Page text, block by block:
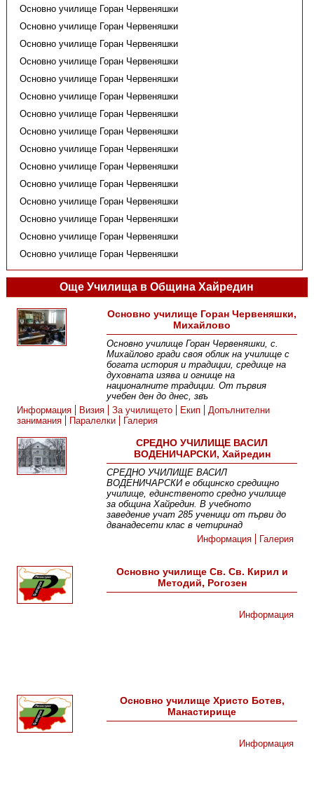
Основно училище Горан Червеняшки
Основно училище Горан Червеняшки
Основно училище Горан Червеняшки
Основно училище Горан Червеняшки
Основно училище Горан Червеняшки
Основно училище Горан Червеняшки
Основно училище Горан Червеняшки
Основно училище Горан Червеняшки
Основно училище Горан Червеняшки
Основно училище Горан Червеняшки
Основно училище Горан Червеняшки
Основно училище Горан Червеняшки
Основно училище Горан Червеняшки
Основно училище Горан Червеняшки
Основно училище Горан Червеняшки
Още Училища в Община Хайредин
Основно училище Горан Червеняшки,
Михайлово
Основно училище Горан Червеняшки, с.
Михайлово гради своя облик на училище с
богата история и традиции, средище на
духовната изява и огнище на
националните традиции. От първия
учебен ден до днес, звъ
Информация
Визия За училището Екип
Допълнителни
занимания
Паралелки Галерия
СРЕДНО УЧИЛИЩЕ ВАСИЛ
ВОДЕНИЧАРСКИ, Хайредин
СРЕДНО УЧИЛИЩЕ ВАСИЛ
ВОДЕНИЧАРСКИ е общинско средищно
училище, единственото средно училище
за община Хайредин. В учебното
заведение учат 285 ученици от първи до
дванадесети клас в четиринад
Информация
Галерия
Основно училище Св. Св. Кирил и
Методий, Рогозен
Информация
Основно училище Христо Ботев,
Манастирище
Информация